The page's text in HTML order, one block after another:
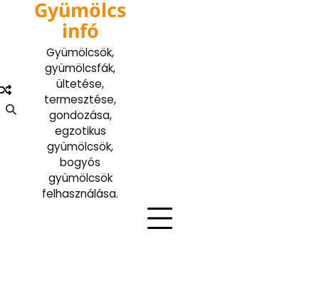
Gyümölcs
infó
Gyümölcsök,
gyümölcsfák,
ültetése,
termesztése,
gondozása,
egzotikus
gyümölcsök,
bogyós
gyümölcsök
felhasználása.